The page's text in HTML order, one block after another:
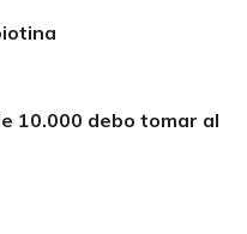
10.000 debo tomar al